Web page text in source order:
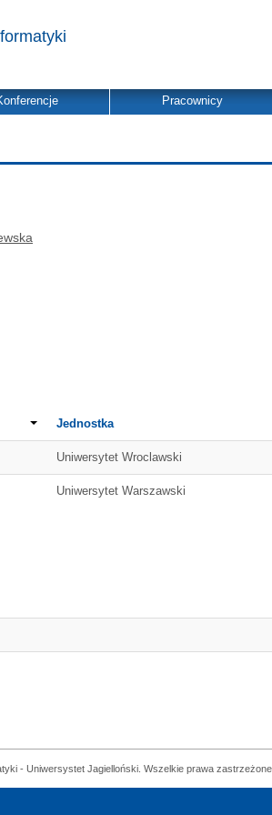
Pracownicy
Jednostka
Uniwersytet Wroclawski
Uniwersytet Warszawski
- Uniwersystet Jagielloński. Wszelkie prawa zastrzeżone.